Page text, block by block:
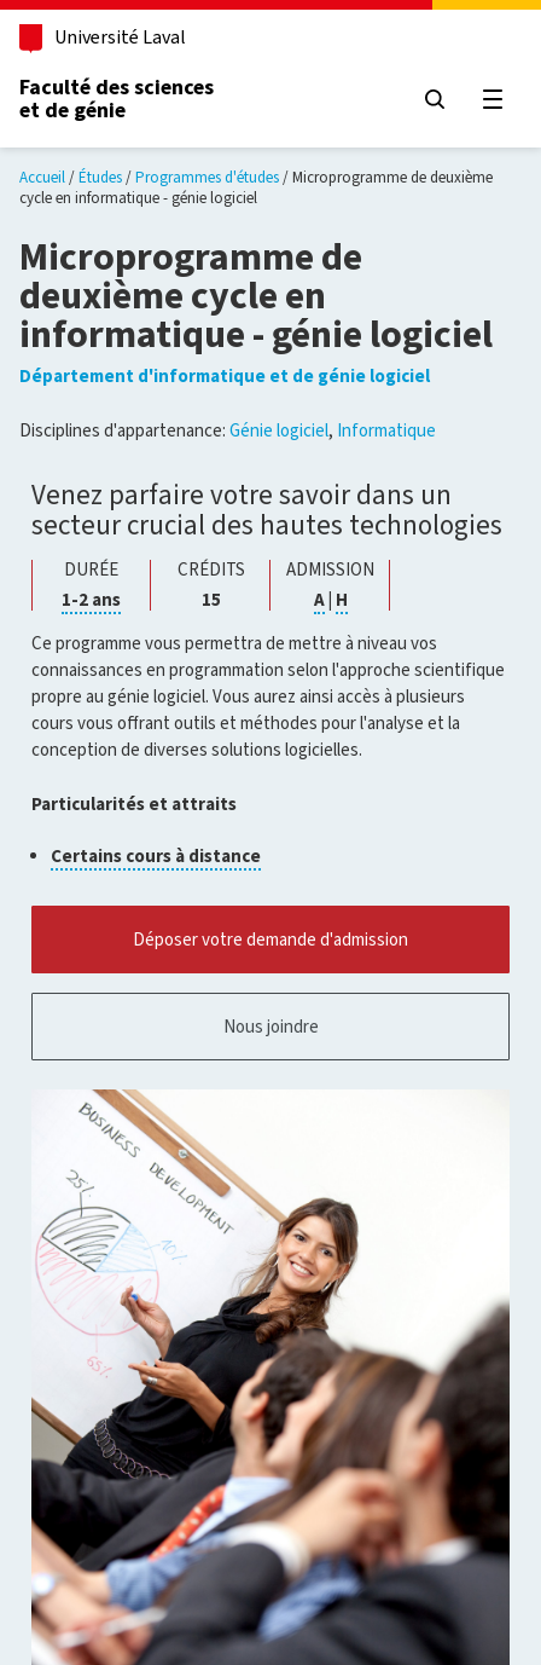
Aller au contenu principal
Université Laval
Faculté des sciences
et de génie
Accueil Études Programmes d'études
Microprogramme de deuxième
cycle en informatique - génie logiciel
Microprogramme de
deuxième cycle en
informatique - génie logiciel
Département d'informatique et de génie logiciel
Disciplines d'appartenance: Génie logiciel, Informatique
Venez parfaire votre savoir dans un
secteur crucial des hautes technologies
DURÉE
1-2 ansCliquer
pour
ouvrir
l'infobulle
CRÉDITS
15
ADMISSION
ACliquer
pour
ouvrir
l'infobulle
HCliquer
pour
ouvrir
l'infobulle
Ce programme vous permettra de mettre à niveau vos
connaissances en programmation selon l'approche scientifique
propre au génie logiciel. Vous aurez ainsi accès à plusieurs
cours vous offrant outils et méthodes pour l'analyse et la
conception de diverses solutions logicielles.
Particularités et attraits
Certains cours à distanceCliquer
ouvrir
l'infobulle
Déposer votre demande d'admission
Nous joindre